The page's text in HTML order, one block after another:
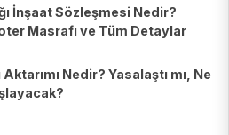
İnşaat Sözleşmesi Nedir?
Masrafı ve Tüm Detaylar
Aktarımı Nedir? Yasalaştı mı, Ne